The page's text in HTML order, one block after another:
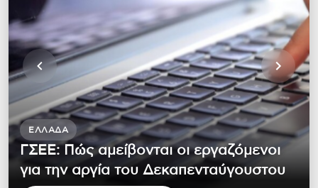
ΕΛΛΆΔΑ
ΓΣΕΕ: Πώς αμείβονται οι εργαζόμενοι
για την αργία του Δεκαπενταύγουστου